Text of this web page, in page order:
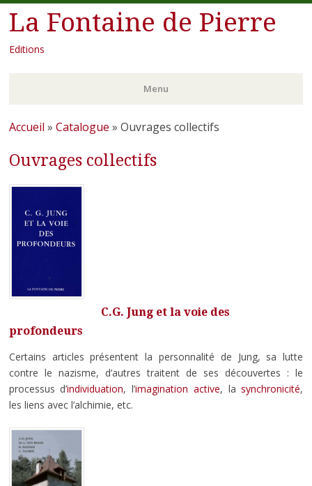
La Fontaine de Pierre
Editions
Menu
Aller
contenu
Accueil » Catalogue » Ouvrages collectifs
Ouvrages collectifs
C.G. Jung et la voie des
profondeurs
Certains articles présentent la personnalité de Jung, sa lutte
contre le nazisme, d’autres traitent de ses découvertes : le
processus d’individuation, l’imagination active, lasynchronicité,
les liens avec l’alchimie, etc.